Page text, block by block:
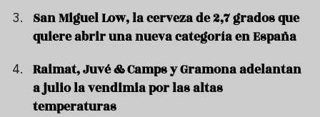
San Miguel Low, la cerveza de 2,7 grados que
quiere abrir una nueva categoría en España
Raimat, Juvé & Camps y Gramona adelantan
a julio la vendimia por las altas
temperaturas